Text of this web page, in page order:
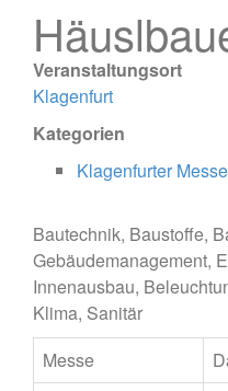
Veranstaltungsort
Klagenfurt
Kategorien
Klagenfurter
Bautechnik, Baustoffe,
Gebäudemanagement,
Innenausbau,
Klima, Sanitär
Messe